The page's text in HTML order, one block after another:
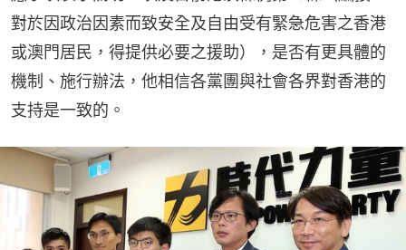
對於因政治因素而致安全及自由受有緊急危害之香港
或澳門居民，得提供必要之援助），是否有更具體的
機制、施行辦法，他相信各黨團與社會各界對香港的
支持是一致的。